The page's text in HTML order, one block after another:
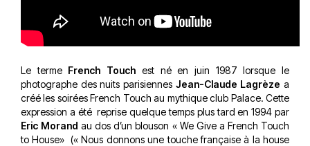
Le terme French Touch est né en juin 1987 lorsque le
photographe des nuits parisiennes Jean-Claude Lagrèze a
créé les soirées French Touch au mythique club Palace. Cette
expression a été reprise quelque temps plus tard en 1994 par
Eric Morand au dos d’un blouson « We Give a French Touch
to House» (« Nous donnons une touche française à la house